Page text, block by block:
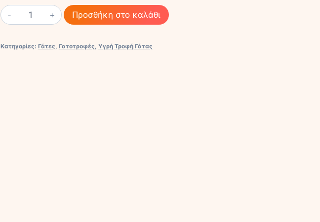
MAC'S
Adult
and
Προσθήκη στο καλάθι
Κατηγορίες: Γάτες, Γατοτροφές, Υγρή Τροφή Γάτας